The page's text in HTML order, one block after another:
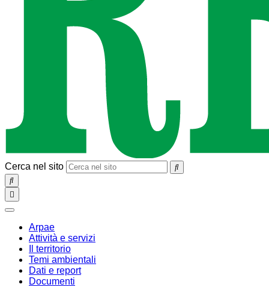
Cerca nel sito
SEARCH
Toggle
navigation
chiudi
Arpae
Attività e servizi
Il territorio
Temi ambientali
Dati e report
Documenti